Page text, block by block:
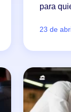
para
23 de